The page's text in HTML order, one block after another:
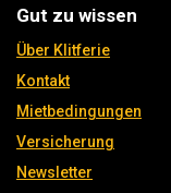
Gut zu wissen
Über Klitferie
Kontakt
Mietbedingungen
Versicherung
Newsletter